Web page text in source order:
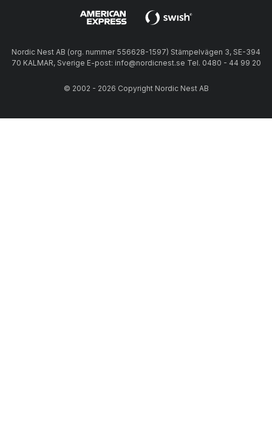
Nordic Nest AB (org. nummer 556628-1597) Stämpelvägen 3, SE-394
70 KALMAR, Sverige E-post: info@nordicnest.se Tel. 0480 - 44 99 20
© 2002 - 2026 Copyright Nordic Nest AB